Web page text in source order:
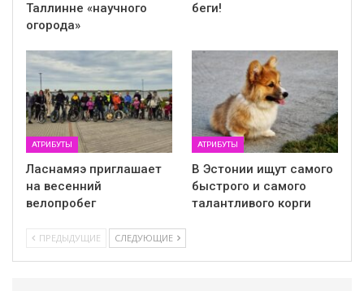
Таллинне «научного
огорода»
беги!
АТРИБУТЫ
Ласнамяэ приглашает
на весенний
велопробег
АТРИБУТЫ
В Эстонии ищут самого
быстрого и самого
талантливого корги
ПРЕДЫДУЩИЕ СЛЕДУЮЩИЕ